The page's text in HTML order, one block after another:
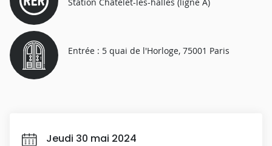
Entrée : 5 quai de l'Horloge, 75001 Paris
Jeudi 30 mai 2024